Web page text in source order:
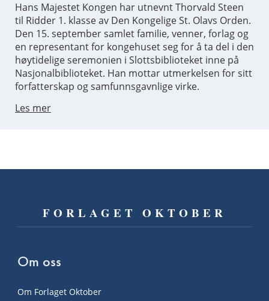
Hans Majestet Kongen har utnevnt Thorvald Steen
til Ridder 1. klasse av Den Kongelige St. Olavs Orden.
Den 15. september samlet familie, venner, forlag og
en representant for kongehuset seg for å ta del i den
høytidelige seremonien i Slottsbiblioteket inne på
Nasjonalbiblioteket. Han mottar utmerkelsen for sitt
forfatterskap og samfunnsgavnlige virke.
Les mer
FORLAGET OKTOBER
Om oss
Om Forlaget Oktober